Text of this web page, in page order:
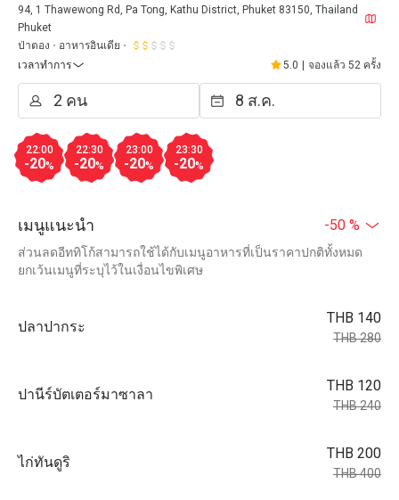
94, 1 Thawewong Rd, Pa Tong, Kathu District, Phuket 83150, Thailand
Phuket
ป่าตอง
อาหารอินเดีย
เวลาทำการ
5.0 จองแล้ว 52 ครั้ง
22:00
-20%
22:30
-20%
23:00
-20%
23:30
-20%
เมนูแนะนำ -50 %
ส่วนลดอีททิโก้สามารถใช้ได้กับเมนูอาหารที่เป็นราคาปกติทั้งหมด
ยกเว้นเมนูที่ระบุไว้ในเงื่อนไขพิเศษ
ปลาปากระ
THB 140
THB 280
ปานีร์บัตเตอร์มาซาลา
THB 120
THB 240
ไก่ทันดูริ
THB 200
THB 400